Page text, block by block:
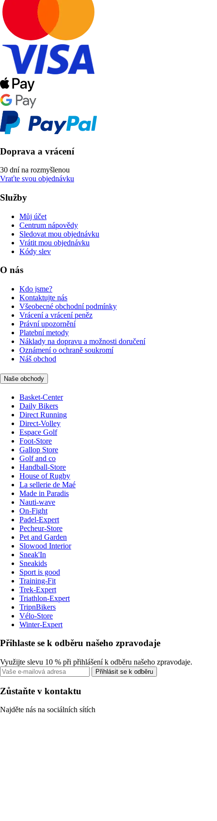
Doprava a vrácení
30 dní na rozmyšlenou
Vraťte svou objednávku
Služby
Můj účet
Centrum nápovědy
Sledovat mou objednávku
Vrátit mou objednávku
Kódy slev
O nás
Kdo jsme?
Kontaktujte nás
Všeobecné obchodní podmínky
Vrácení a vrácení peněz
Právní upozornění
Platební metody
Náklady na dopravu a možnosti doručení
Oznámení o ochraně soukromí
Náš obchod
Naše obchody
Basket-Center
Daily Bikers
Direct Running
Direct-Volley
Espace Golf
Foot-Store
Gallop Store
Golf and co
Handball-Store
House of Rugby
La sellerie de Maé
Made in Paradis
Nauti-wave
On-Fight
Padel-Expert
Pecheur-Store
Pet and Garden
Slowood Interior
Sneak'In
Sneakids
Sport is good
Training-Fit
Trek-Expert
Triathlon-Expert
TripnBikers
Vélo-Store
Winter-Expert
Přihlaste se k odběru našeho zpravodaje
Využijte slevu 10 % při přihlášení k odběru našeho zpravodaje.
Přihlásit se k odběru
Zůstaňte v kontaktu
Najděte nás na sociálních sítích